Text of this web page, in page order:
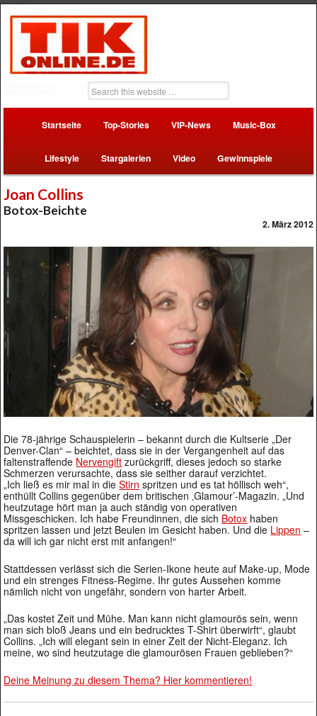
Startseite Top-Stories VIP-News Music-Box
Lifestyle Stargalerien Video Gewinnspiele
Joan Collins
Botox-Beichte
2. März 2012
Die 78-jährige Schauspielerin – bekannt durch die Kultserie „Der
Denver-Clan“ – beichtet, dass sie in der Vergangenheit auf das
faltenstraffende Nervengift zurückgriff, dieses jedoch so starke
Schmerzen verursachte, dass sie seither darauf verzichtet.
„Ich ließ es mir mal in dieStirn spritzen und es tat höllisch weh“,
enthüllt Collins gegenüber dem britischen ‚Glamour’-Magazin. „Und
heutzutage hört man ja auch ständig von operativen
Missgeschicken. Ich habe Freundinnen, die sich Botox haben
spritzen lassen und jetzt Beulen im Gesicht haben. Und die Lippen –
da will ich gar nicht erst mit anfangen!“
Stattdessen verlässt sich die Serien-Ikone heute auf Make-up, Mode
und ein strenges Fitness-Regime. Ihr gutes Aussehen komme
nämlich nicht von ungefähr, sondern von harter Arbeit.
„Das kostet Zeit und Mühe. Man kann nicht glamourös sein, wenn
man sich bloß Jeans und ein bedrucktes T-Shirt überwirft“, glaubt
Collins. „Ich will elegant sein in einer Zeit der Nicht-Eleganz. Ich
meine, wo sind heutzutage die glamourösen Frauen geblieben?“
Deine Meinung zu diesem Thema? Hier kommentieren!